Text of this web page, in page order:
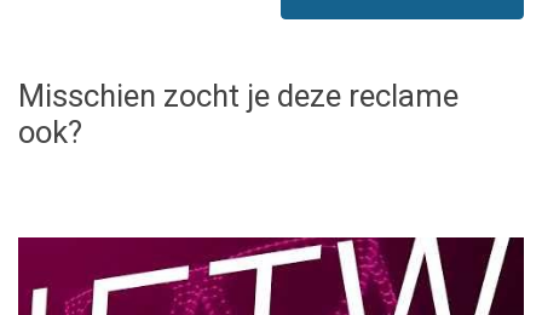
Misschien zocht je deze reclame
ook?